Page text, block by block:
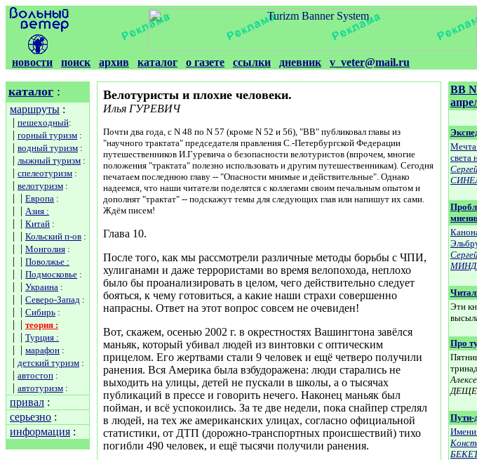
новости поиск архив каталог о газете ссылки дневник v_veter@mail.ru
каталог :
маршруты :
| пешеходный:
| горный туризм :
| водный туризм :
| лыжный туризм :
| спелеотуризм :
| велотуризм :
| | Европа :
| | Азия :
| | Китай :
| | Кольский п-ов :
| | Монголия :
| | Поволжье :
| | Подмосковье :
| | Украина :
| | Северо-Запад :
| | Сибирь :
| | теория :
| | Турция :
| | марафон :
| детский туризм :
| автостоп :
| автотуризм :
привал :
серьезно :
информация :
Велотуристы и плохие человеки.
Илья ГУРЕВИЧ
Почти два года, с N 48 по N 57 (кроме N 52 и 56), "ВВ" публиковал главы из
"научного трактата" председателя правления С.-Петербургской Федерации
путешественников И.Гуревича о безопасности велотуристов (впрочем, многие
положения "трактата" полезно использовать и другим путешественникам). Сегодня
печатаем последнюю главу -- "Опасности мнимые и действительные". Однако
надеемся, что наши читатели поделятся с коллегами своим печальным опытом и
дополнят "трактат" -- подскажут темы для следующих глав или напишут их сами.
Ждём писем!
Глава 10.
После того, как мы рассмотрели различные методы борьбы с ЧПИ,
хулиганами и даже террористами во время велопохода, неплохо
было бы проанализировать в целом, чего действительно следует
бояться, к чему готовиться, а какие наши страхи совершенно
напрасны. Ответ на этот вопрос совсем не очевиден!
Вот, скажем, осенью 2002 г. в окрестностях Вашингтона завёлся
маньяк, который убивал людей из винтовки с оптическим
прицелом. Его жертвами стали 9 человек и ещё четверо получили
ранения. Вся Америка была взбудоражена: люди старались не
выходить на улицы, детей не пускали в школы, а о тысячах
публикаций в прессе и говорить нечего. Наконец маньяк был
пойман, и всё успокоились. За те две недели, пока снайпер стрелял
в людей, на тех же американских улицах, согласно официальной
статистики, от ДТП (дорожно-транспортных происшествий) тихо
погибли 490 человек, и ещё тысячи получили ранения.
ВВ N
света
Эти
Про
Пути-
Имени